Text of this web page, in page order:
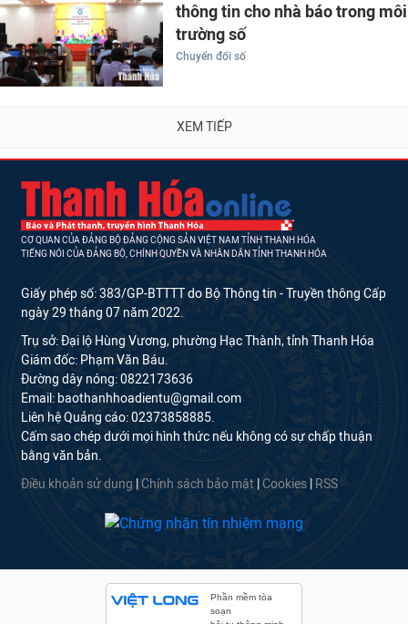
thông tin cho nhà báo trong môi
trường số
Chuyển đổi số
XEM TIẾP
CƠ QUAN CỦA ĐẢNG BỘ ĐẢNG CỘNG SẢN VIỆT NAM TỈNH THANH HÓA
TIẾNG NÓI CỦA ĐẢNG BỘ, CHÍNH QUYỀN VÀ NHÂN DÂN TỈNH THANH HÓA
Giấy phép số: 383/GP-BTTTT do Bộ Thông tin - Truyền thông Cấp
ngày 29 tháng 07 năm 2022.
Trụ sở: Đại lộ Hùng Vương, phường Hạc Thành, tỉnh Thanh Hóa
Giám đốc: Phạm Văn Báu.
Đường dây nóng: 0822173636
Email: baothanhhoadientu@gmail.com
Liên hệ Quảng cáo: 02373858885.
Cấm sao chép dưới mọi hình thức nếu không có sự chấp thuận
bằng văn bản.
Điều khoản sử dụng Chính sách bảo mật Cookies RSS
Phần mềm tòa
soạn